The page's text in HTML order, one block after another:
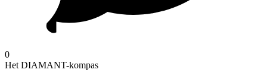
0
Het DIAMANT-kompas